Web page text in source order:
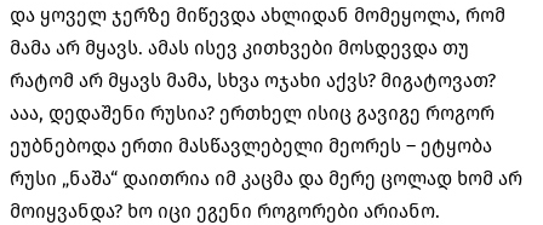
და ყოველ ჯერზე მიწევდა ახლიდან მომეყოლა, რომ
მამა არ მყავს. ამას ისევ კითხვები მოსდევდა თუ
რატომ არ მყავს მამა, სხვა ოჯახი აქვს? მიგატოვათ?
ააა, დედაშენი რუსია? ერთხელ ისიც გავიგე როგორ
ეუბნებოდა ერთი მასწავლებელი მეორეს – ეტყობა
რუსი „ნაშა“ დაითრია იმ კაცმა და მერე ცოლად ხომ არ
მოიყვანდა? ხო იცი ეგენი როგორები არიანო.